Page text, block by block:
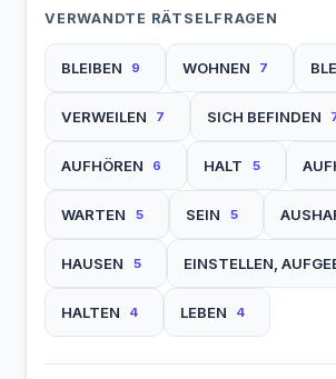
VERWANDTE RÄTSELFRAGEN
BLEIBEN 9 WOHNEN 7
VERWEILEN 7 SICH BEFINDEN
AUFHÖREN 6 HALT 5
WARTEN 5 SEIN 5
HAUSEN 5 EINSTELLEN,
HALTEN 4 LEBEN 4